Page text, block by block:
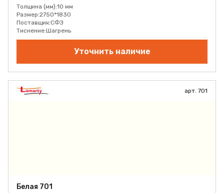
Толщина (мм):10 мм
Размер:2750*1830
Поставщик:СФЗ
Тиснение:Шагрень
Уточнить наличие
арт. 701
Белая 701